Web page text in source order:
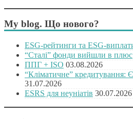
My blog. Що нового?
ESG-рейтинги та ESG-
“Сталі” фонди вийшли в плюс
ППГ + ISO 03.08.2026
“Кліматичне” кредитування:
31.07.2026
ESRS для неуніатів 30.07.2026